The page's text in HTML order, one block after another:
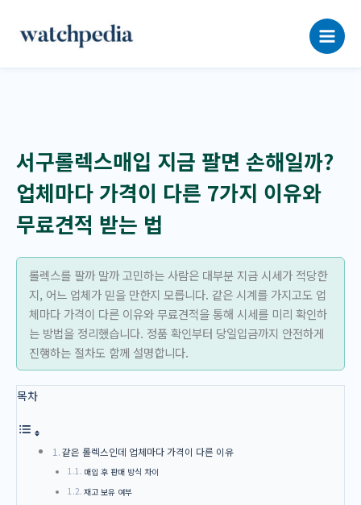
로
서구롤렉스매입 지금 팔면 손해일까?
업체마다 가격이 다른 7가지 이유와
무료견적 받는 법
롤렉스를 팔까 말까 고민하는 사람은 대부분 지금 시세가 적당한
지, 어느 업체가 믿을 만한지 모릅니다. 같은 시계를 가지고도 업
체마다 가격이 다른 이유와 무료견적을 통해 시세를 미리 확인하
는 방법을 정리했습니다. 정품 확인부터 당일입금까지 안전하게
진행하는 절차도 함께 설명합니다.
목차
같은 롤렉스인데 업체마다 가격이 다른 이유
매입 후 판매 방식 차이
재고 보유 여부